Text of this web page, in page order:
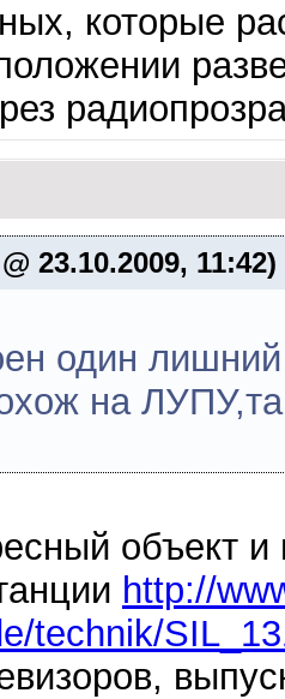
которые
23.10.2009, 11:42)
один
на
объект
http://
technik/